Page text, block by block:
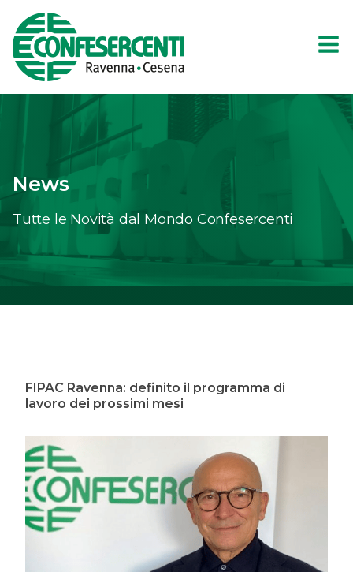
News
Tutte le Novità dal Mondo Confesercenti
FIPAC Ravenna: definito il programma di
lavoro dei prossimi mesi